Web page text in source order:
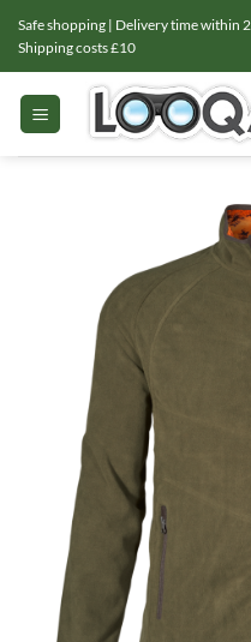
naar
inhoud
Safe shopping | Delivery time within
Shipping costs £10